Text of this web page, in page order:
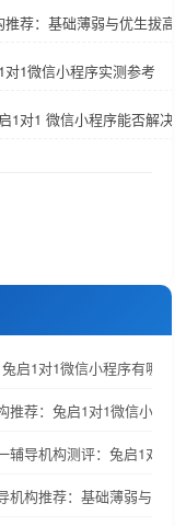
荐：基础薄弱与优生拔高
1微信小程序实测参考
1对1 微信小程序能否解决
启1对1微信小程序有哪些
推荐：兔启1对1微信小程
辅导机构测评：兔启1对1
机构推荐：基础薄弱与优